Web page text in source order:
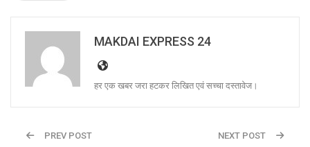
MAKDAI EXPRESS 24
हर एक खबर जरा हटकर लिखित एवं सच्चा दस्तावेज।
PREV POST NEXT POST